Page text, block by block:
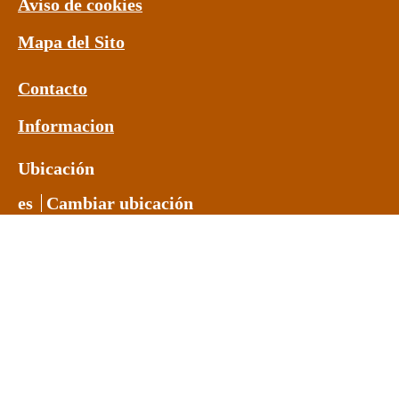
Aviso de cookies
Mapa del Sito
Contacto
Informacion
Ubicación
es
Cambiar ubicación